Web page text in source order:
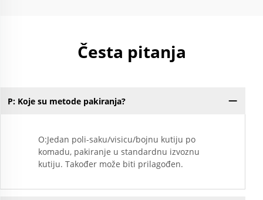
Česta pitanja
P: Koje su metode pakiranja?
O:Jedan poli-saku/visicu/bojnu kutiju po
komadu, pakiranje u standardnu izvoznu
kutiju. Također može biti prilagođen.